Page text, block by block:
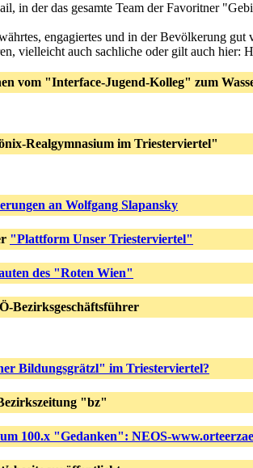
in der das gesamte Team der Favoritner
engagiertes und in der Bevölkerung
vielleicht auch sachliche oder gilt auch hier:
vom "Interface-Jugend-Kolleg" zum
Realgymnasium im Triesterviertel"
an Wolfgang Slapansky
"Plattform Unser Triesterviertel"
des "Roten Wien"
Bezirksgeschäftsführer
Bildungsgrätzl" im Triesterviertel?
"bz"
100.x "Gedanken": NEOS-